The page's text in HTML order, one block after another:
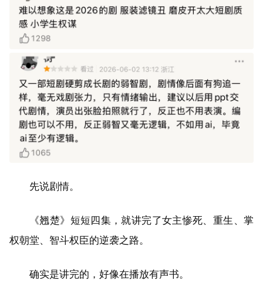
先说剧情。
《翘楚》短短四集，就讲完了女主惨死、重生、掌
权朝堂、智斗权臣的逆袭之路。
确实是讲完的，好像在播放有声书。